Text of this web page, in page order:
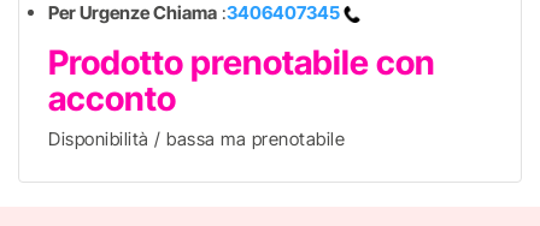
Per Urgenze Chiama :3406407345
Prodotto prenotabile con
acconto
Disponibilità / bassa ma prenotabile